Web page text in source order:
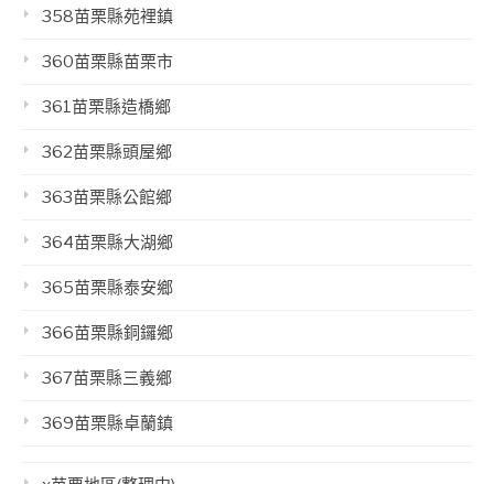
358苗栗縣苑裡鎮
360苗栗縣苗栗市
361苗栗縣造橋鄉
362苗栗縣頭屋鄉
363苗栗縣公館鄉
364苗栗縣大湖鄉
365苗栗縣泰安鄉
366苗栗縣銅鑼鄉
367苗栗縣三義鄉
369苗栗縣卓蘭鎮